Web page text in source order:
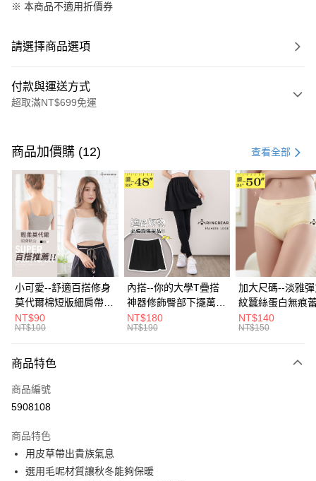
※ 本商品不適用折價券
請選擇商品選項
付款與運送方式
超取滿NT$699免運
信用卡一次付款
超商取貨付款
LINE Pay
Apple Pay
街口支付
悠遊付
Google Pay
全盈+PAY
大哥付你分期
【大哥付你分期使用說明】
1.本服務由台灣大哥大提供，台灣大哥大用戶可立即使用無須另外申請。
流程，驗證手機門號後，選擇欲分期的期數、繳款截止日，確認付款後即完
成交易。
3.實際核准額度、可分期數及費用金額請依後續交易確認頁面所載為準。
4.訂單成立30分鐘內，如未前往確認交易或遇審核未通過，訂單將自動取
AFTEE先享後付
【關於「AFTEE先享後付」】
AFTEE先享後付是「在收到商品之後才付款」的支付方式。 讓您購物簡單
便利好安心！
１．簡單：不需註冊會員、不需綁卡、不需儲值。
ATM付款
商品加價購 (12) 查看全部
小可愛--舒適百搭修身
莫代爾棉短版細肩帶素
色背心(白.黑.灰L-2L)-
U582眼圈熊中大尺碼
NT$90
NT$100
內搭--你的大學T疊搭
神器修飾臀部下擺萬用
內搭裙/遮臀裙(黑2L-
6L)-Q155眼圈熊中大
NT$180
NT$190
加大尺碼--淡雅
紋蠶絲蛋白無痕
角內褲(白.粉.藍.
3L)-L28眼圈熊中
NT$140
NT$150
商品特色
商品編號
5908108
商品特色
用皮草帶出貴族氣息
選用毛呢材質讓秋冬能夠保暖